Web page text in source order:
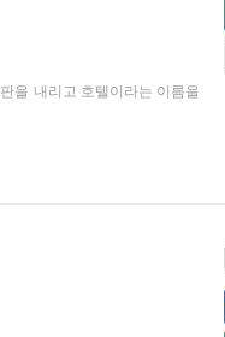
을 내리고 호텔이라는 이름을